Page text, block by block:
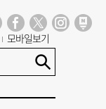
모바일보기